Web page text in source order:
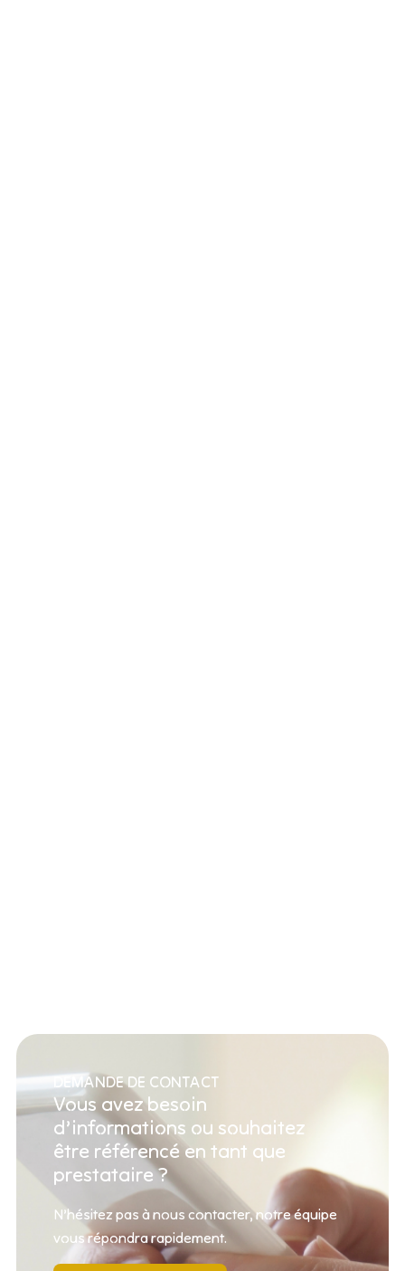
DEMANDE DE CONTACT
Vous avez besoin
d’informations ou souhaitez
être référencé en tant que
prestataire ?
N’hésitez pas à nous contacter, notre équipe
vous répondra rapidement.